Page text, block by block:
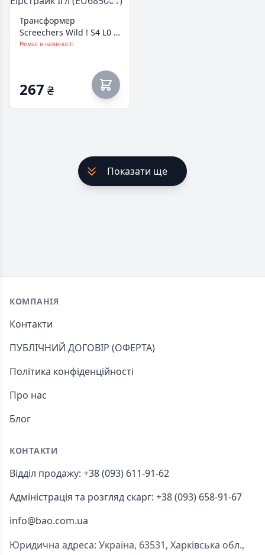
Трансформер
Screechers Wild ! S4 L0 -
Еірстрайк Ігл (EU685001)
Немає в наявності
267 ₴
Показати ще
Footer
КОМПАНІЯ
Контакти
ПУБЛІЧНИЙ ДОГОВІР (ОФЕРТА)
Політика конфіденційності
Про нас
Блог
КОНТАКТИ
Відділ продажу: +38 (093) 611-91-62
Адміністрація та розгляд скарг: +38 (093) 658-91-67
info@bao.com.ua
Юридична адреса: Україна, 63531, Харківська обл.,